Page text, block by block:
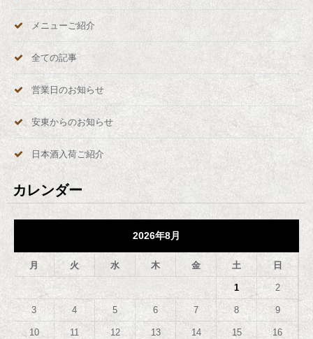
メニューご紹介
全ての記事
営業日のお知らせ
安東からのお知らせ
日本酒入荷ご紹介
カレンダー
2026年8月
月 火 水 木 金 土 日
1 2
3 4 5 6 7 8 9
10 11 12 13 14 15 16